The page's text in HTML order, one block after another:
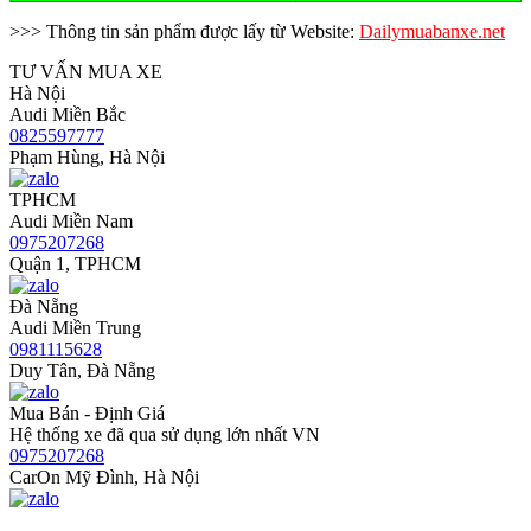
>>> Thông tin sản phẩm được lấy từ Website: Dailymuabanxe.net
TƯ VẤN MUA XE
Hà Nội
Audi Miền Bắc
0825597777
Phạm Hùng, Hà Nội
TPHCM
Audi Miền Nam
0975207268
Quận 1, TPHCM
Đà Nẵng
Audi Miền Trung
0981115628
Duy Tân, Đà Nẵng
Mua Bán - Định Giá
Hệ thống xe đã qua sử dụng lớn nhất VN
0975207268
CarOn Mỹ Đình, Hà Nội